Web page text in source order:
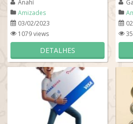
adolescentes e adultos em...
Anahí
Amizades
03/02/2023
1079 views
DETALHES